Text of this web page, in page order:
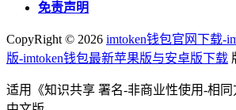
免责声明
CopyRight © 2026 imtoken钱包官网下载-
版-imtoken钱包最新苹果版与安卓版下载
适用《知识共享 署名-非商业性使用-相